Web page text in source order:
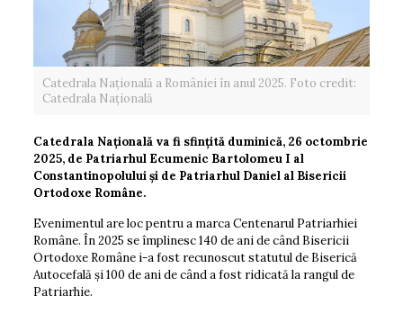
Catedrala Națională a României în anul 2025. Foto credit:
Catedrala Națională
Catedrala Națională va fi sfințită duminică, 26 octombrie
2025, de Patriarhul Ecumenic Bartolomeu I al
Constantinopolului și de Patriarhul Daniel al Bisericii
Ortodoxe Române.
Evenimentul are loc pentru a marca Centenarul Patriarhiei
Române. În 2025 se împlinesc 140 de ani de când Bisericii
Ortodoxe Române i-a fost recunoscut statutul de Biserică
Autocefală și 100 de ani de când a fost ridicată la rangul de
Patriarhie.